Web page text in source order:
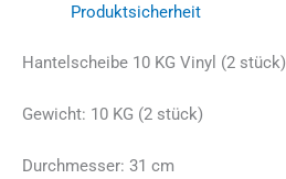
Produktsicherheit
Hantelscheibe 10 KG Vinyl (2 stück)
Gewicht: 10 KG (2 stück)
Durchmesser: 31 cm